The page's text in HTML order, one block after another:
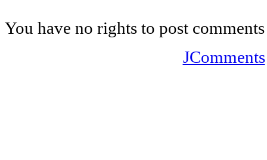
You have no rights to post comments
JComments